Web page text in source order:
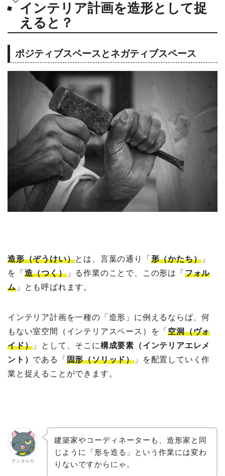
インテリア計画を造形として捉
えると？
ポジティブスペースとネガティブスペース
造形（ぞうけい）とは、言葉の通り「 形（かたち） 」
を「 造（つく）」る作業のことで、この形は「 フォル
ム」とも呼ばれます。
インテリア計画を一種の「造形」に例えるならば、何
もない室空間（インテリアスペース）を「空洞（ヴォ
イド） 」として、そこに構成要素（インテリアエレメ
ント） である「 固形（ソリッド） 」を配置していく作
業と捉えることができます。
ナンタルカ
建築家やコーディネーターも、造形家と同
じように「形を造る」という作業には変わ
りないですからにゃ。